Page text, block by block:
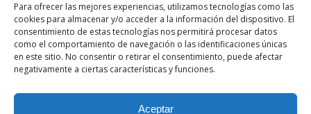
Para ofrecer las mejores experiencias, utilizamos tecnologías como las
cookies para almacenar y/o acceder a la información del dispositivo. El
consentimiento de estas tecnologías nos permitirá procesar datos
como el comportamiento de navegación o las identificaciones únicas
en este sitio. No consentir o retirar el consentimiento, puede afectar
negativamente a ciertas características y funciones.
Aceptar
Podcast de Medicina · by casiMedicos